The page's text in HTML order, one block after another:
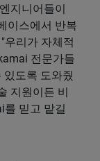
지니어들이
이스에서 반복
우리가 자체적
전문가들
도록 도와줬
지원이든 비
를 믿고 맡길